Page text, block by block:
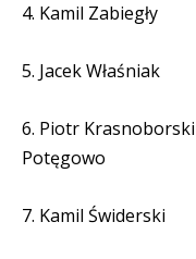
4. Kamil Zabiegły
5. Jacek Właśniak
6. Piotr Krasnoborski
Potęgowo
7. Kamil Świderski